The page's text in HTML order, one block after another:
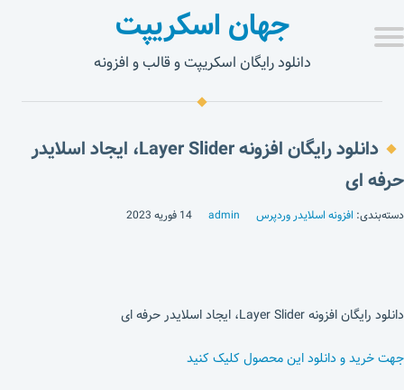
جهان اسکریپت
دانلود رایگان اسکریپت و قالب و افزونه
دانلود رایگان افزونه Layer Slider، ایجاد اسلایدر
حرفه ای
دسته‌بندی: افزونه اسلایدر وردپرس admin 14 فوریه 2023
دانلود رایگان افزونه Layer Slider، ایجاد اسلایدر حرفه ای
جهت خرید و دانلود این محصول کلیک کنید